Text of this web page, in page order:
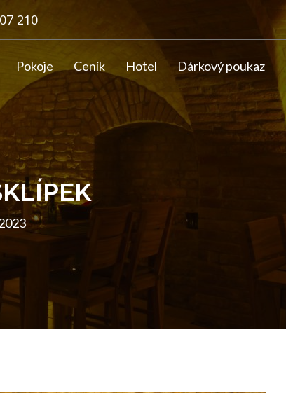
210
Pokoje Ceník Hotel Dárkový poukaz